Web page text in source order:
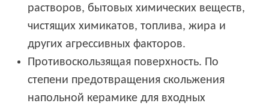
растворов, бытовых химических веществ,
чистящих химикатов, топлива, жира и
других агрессивных факторов.
Противоскользящая поверхность. По
степени предотвращения скольжения
напольной керамике для входных